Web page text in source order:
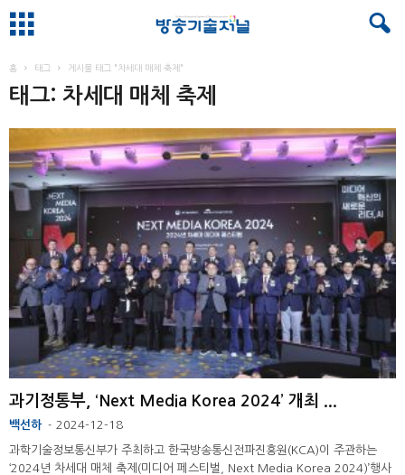
홈 태그 게시물 태그 "차세대 매체 축제"
태그: 차세대 매체 축제
과기정통부, ‘Next Media Korea 2024’ 개최 ...
백선하 - 2024-12-18
과학기술정보통신부가 주최하고 한국방송통신전파진흥원(KCA)이 주관하는
‘2024년 차세대 매체 축제(미디어 페스티벌, Next Media Korea 2024)’행사